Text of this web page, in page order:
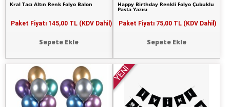
Kral Tacı Altın Renk Folyo Balon
Paket Fiyatı 145,00 TL (KDV Dahil)
Sepete Ekle
Happy Birthday Renkli Folyo Çubuklu
Pasta Yazısı
Paket Fiyatı 75,00 TL (KDV Dahil)
Sepete Ekle
YENİ